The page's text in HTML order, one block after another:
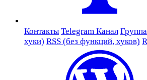
Контакты Telegram Канал
хуки) RSS (без функций, хуков)